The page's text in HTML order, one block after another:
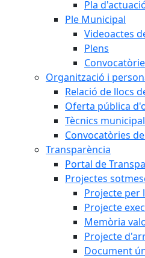
Pla
Ple Municipal
Videoactes
Plens
Organització i
Relació de llocs
Oferta pública
Tècnics
Convocatòries
Transparència
Portal de
Projectes
Projecte per
Projecte
Memòria
Projecte
Document